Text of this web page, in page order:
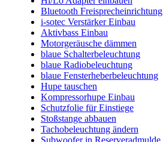
Bluetooth Freisprecheinrichtung
i-sotec Verstärker Einbau
Aktivbass Einbau
Motorgeräusche dämmen
blaue Schalterbeleuchtung
blaue Radiobeleuchtung
blaue Fensterheberbeleuchtung
Hupe tauschen
Kompressorhupe Einbau
Schutzfolie für Einstiege
Stoßstange abbauen
Tachobeleuchtung ändern
Subwoofer in Reserveradmulde